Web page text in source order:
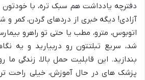
دفترچه یادداشت هم سبک تره، با
آزادی! دیگه خبری از دردهای گردن، کمر
اتوبوس، مترو، مطب یا حتی تو راهرو
شد، سریع تبلتتون رو دربیارید و یه
بندازید. این قابلیت حمل بالا، زندگی
پزشک های در حال آموزش، خیلی راحت تر